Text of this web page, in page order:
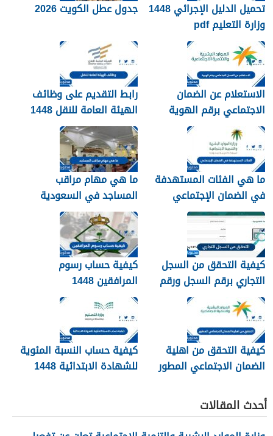
تحميل الدليل الإجرائي 1448
وزارة التعليم pdf
جدول عطل الكويت 2026
الاستعلام عن الضمان
الاجتماعي برقم الهوية
1448
رابط التقديم على وظائف
الهيئة العامة للنقل 1448
في الرياض
ما هي الفئات المستهدفة
في الضمان الإجتماعي
الجديد 1448
ما هي مهام مراقب
المساجد في السعودية
1448
كيفية التحقق من السجل
التجاري برقم السجل ورقم
الهوية 1448
كيفية حساب رسوم
المرافقين 1448
كيفية التحقق من اهلية
الضمان الاجتماعي المطور
كيفية حساب النسبة المئوية
للشهادة الابتدائية 1448
أحدث المقالات